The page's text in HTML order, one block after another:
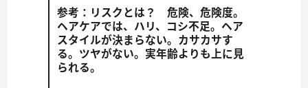
参考：リスクとは？ 危険、危険度。
ヘアケアでは、ハリ、コシ不足。ヘア
スタイルが決まらない。カサカサす
る。ツヤがない。実年齢よりも上に見
られる。